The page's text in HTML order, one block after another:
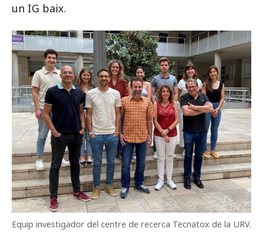
un IG baix.
Equip investigador del centre de recerca Tecnatox de la URV.